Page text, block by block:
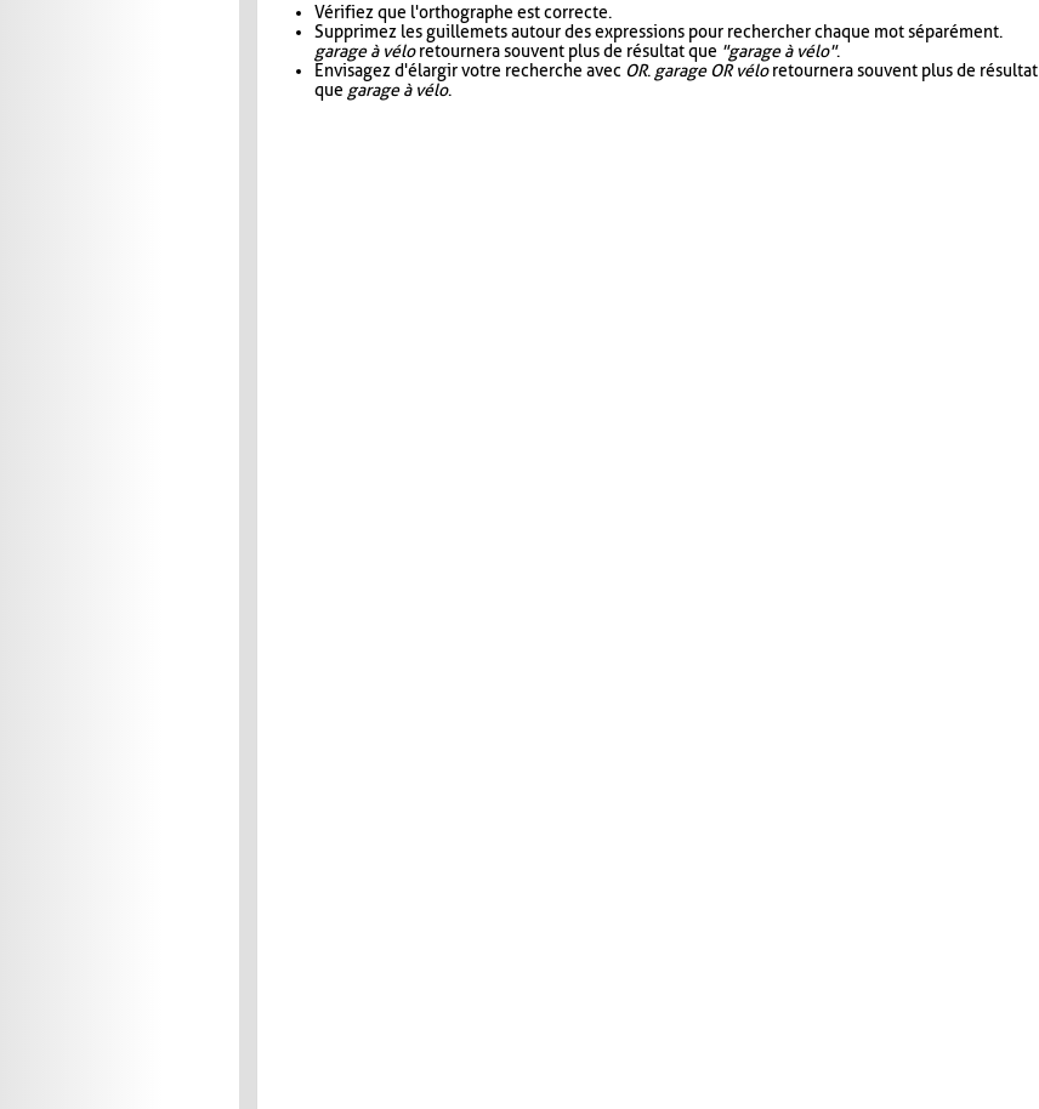
Vérifiez que l'orthographe est correcte.
Supprimez les guillemets autour des expressions pour rechercher chaque mot séparément.
garage à véloretournera souvent plus de résultat que "garage à vélo".
Envisagez d'élargir votre recherche avec OR. garage OR véloretournera souvent plus de résultat
que garage à vélo.